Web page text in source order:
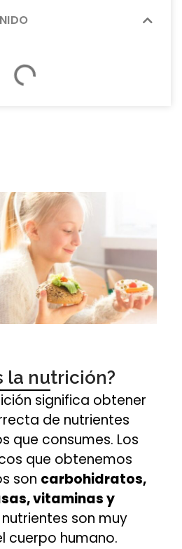
la nutrición?
significa obtener
de nutrientes
que consumes. Los
que obtenemos
son carbohidratos,
vitaminas y
nutrientes son muy
cuerpo humano.